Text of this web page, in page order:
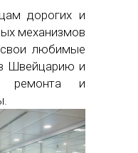
дорогих и
механизмов
любимые
Швейцарию и
ремонта и